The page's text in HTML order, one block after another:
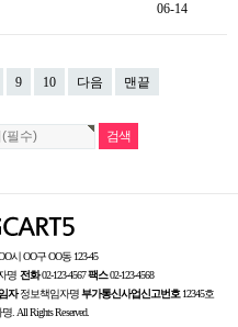
06-14
9 10 다음 맨끝
시 OO구 OO동 123-45
명 전화02-123-4567 팩스02-123-4568
자정보책임자명부가통신사업신고번호12345호
. All Rights Reserved.